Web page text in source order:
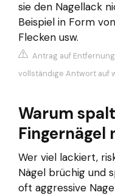
sie den Nagellack
Beispiel in Form
Flecken usw.
Antrag auf
vollständige Antwort auf
Warum
Fingernägel
Wer viel lackiert,
Nägel brüchig und
oft aggressive